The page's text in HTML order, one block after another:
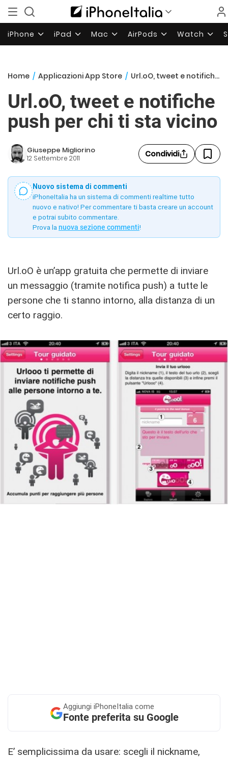
iPhone iPad Mac AirPods Watch
Home / Applicazioni App Store / Url.oO, tweet e notifiche push per chi ti sta vicino
Url.oO, tweet e notifiche
push per chi ti sta vicino
Giuseppe Migliorino
12 Settembre 2011 Condividi
Nuovo sistema di commenti
iPhoneItalia ha un sistema di commenti realtime tutto
nuovo e nativo! Per commentare ti basta creare un account
e potrai subito commentare.
Prova la nuova sezione commenti!
Url.oO è un’app gratuita che permette di inviare
un messaggio (tramite notifica push) a tutte le
persone che ti stanno intorno, alla distanza di un
certo raggio.
Aggiungi iPhoneItalia come
Fonte preferita su Google
E’ semplicissima da usare: scegli il nickname,